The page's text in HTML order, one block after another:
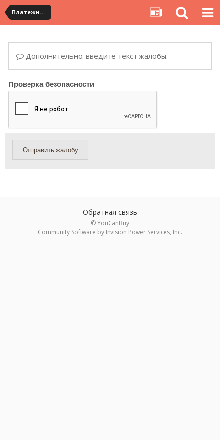
Платежная система ALIPAY и оплата банковскими картами
Дополнительно: введите текст жалобы.
Проверка безопасности
Отправить жалобу
Обратная связь
© YouCanBuy
Community Software by Invision Power Services, Inc.